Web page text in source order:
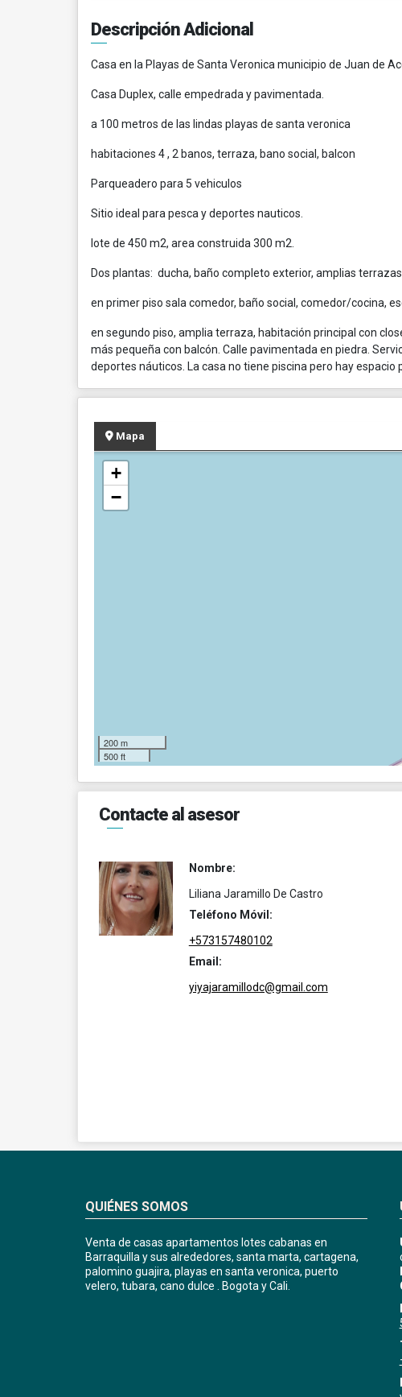
Descripción Adicional
Casa en la Playas de Santa Veronica municipio de Juan de
Casa Duplex, calle empedrada y pavimentada.
a 100 metros de las lindas playas de santa veronica
habitaciones 4 , 2 banos, terraza, bano social, balcon
Parqueadero para 5 vehiculos
Sitio ideal para pesca y deportes nauticos.
lote de 450 m2, area construida 300 m2.
Dos plantas: ducha, baño completo exterior, amplias terrazas.
en primer piso sala comedor, baño social, comedor/cocina,
en segundo piso, amplia terraza, habitación principal con
más pequeña con balcón. Calle pavimentada en piedra.
deportes náuticos. La casa no tiene piscina pero hay espacio
Mapa
+
−
200 m
500 ft
Contacte al asesor
Nombre:
Liliana Jaramillo De Castro
Teléfono Móvil:
+573157480102
Email:
yiyajaramillodc@gmail.com
QUIÉNES SOMOS
Venta de casas apartamentos lotes cabanas en
Barraquilla y sus alrededores, santa marta, cartagena,
palomino guajira, playas en santa veronica, puerto
velero, tubara, cano dulce . Bogota y Cali.